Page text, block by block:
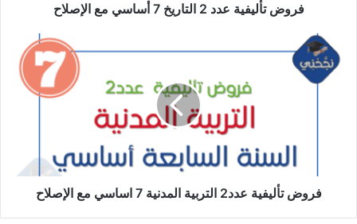
فروض تأليفية عدد 2 التاريخ 7 أساسي مع الإصلاح
فروض
تأليفية
عدد2
الإصلاح
فروض تأليفية عدد2 التربية المدنية 7 اساسي مع الإصلاح